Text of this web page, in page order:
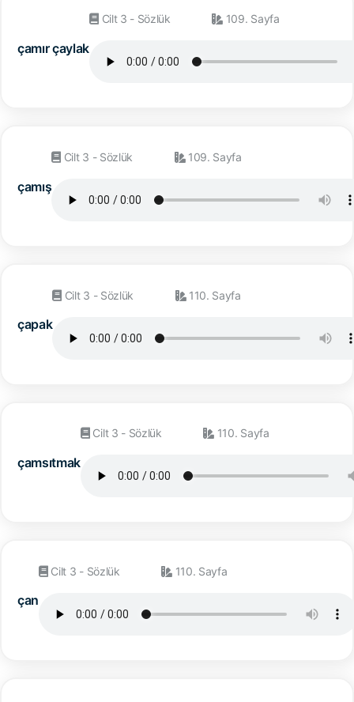
çamır çaylak
Cilt 3 - Sözlük 109. Sayfa
çamış
Cilt 3 - Sözlük 109. Sayfa
çapak
Cilt 3 - Sözlük 110. Sayfa
çamsıtmak
Cilt 3 - Sözlük 110. Sayfa
çan
Cilt 3 - Sözlük 110. Sayfa